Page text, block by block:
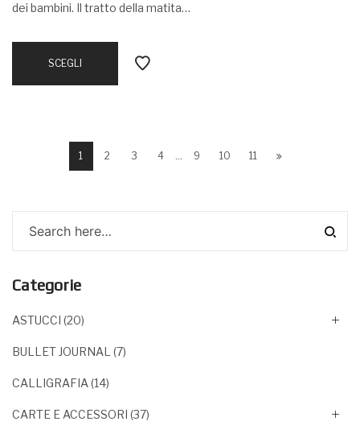
dei bambini. Il tratto della matita…
SCEGLI
1 2 3 4 … 9 10 11
Categorie
ASTUCCI (20)
BULLET JOURNAL (7)
CALLIGRAFIA (14)
CARTE E ACCESSORI (37)